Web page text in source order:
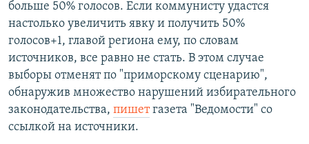
больше 50% голосов. Если коммунисту удастся
настолько увеличить явку и получить 50%
голосов+1, главой региона ему, по словам
источников, все равно не стать. В этом случае
выборы отменят по "приморскому сценарию",
обнаружив множество нарушений избирательного
законодательства, пишетгазета "Ведомости" со
ссылкой на источники.